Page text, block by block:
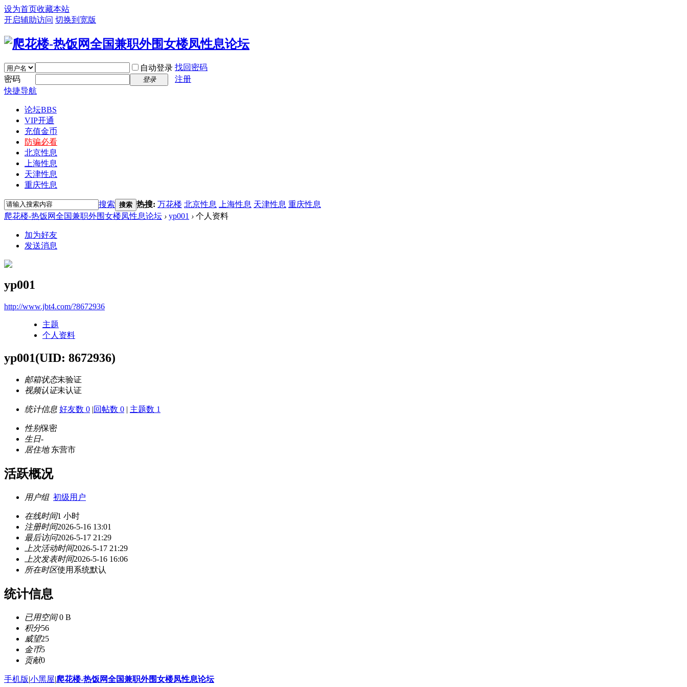
设为首页收藏本站
开启辅助访问 切换到宽版
自动登录 找回密码
密码
登录
注册
快捷导航
论坛BBS
VIP开通
充值金币
防骗必看
北京性息
上海性息
天津性息
重庆性息
搜索 搜索 热搜: 万花楼 北京性息 上海性息 天津性息 重庆性息
爬花楼-热饭网全国兼职外围女楼凤性息论坛 › yp001 › 个人资料
加为好友
发送消息
yp001
http://www.jbt4.com/?8672936
主题
个人资料
yp001(UID: 8672936)
邮箱状态未验证
视频认证未认证
统计信息 好友数 0 |回帖数 0 | 主题数 1
性别保密
生日-
居住地东营市
活跃概况
用户组 初级用户
在线时间1 小时
注册时间2026-5-16 13:01
最后访问2026-5-17 21:29
上次活动时间2026-5-17 21:29
上次发表时间2026-5-16 16:06
所在时区使用系统默认
统计信息
已用空间0 B
积分56
威望25
金币5
贡献0
手机版|小黑屋|爬花楼-热饭网全国兼职外围女楼凤性息论坛